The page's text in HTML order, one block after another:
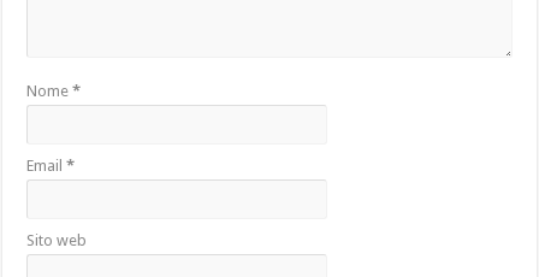
Nome*
Email*
Sito web